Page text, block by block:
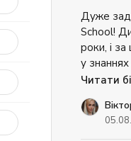
та
речі
стрес
Дуже
School!
роки, і
у знаннях
радує, що
вчитися.
Читати